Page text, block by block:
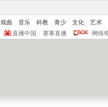
戏曲 音乐 科教 青少 文化
艺术
直播中国 赛事直播 网络